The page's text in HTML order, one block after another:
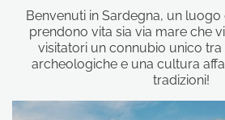
Benvenuti in Sardegna, un
prendono vita sia via mare che
visitatori un connubio unico tra
archeologiche e una cultura
tradizioni!